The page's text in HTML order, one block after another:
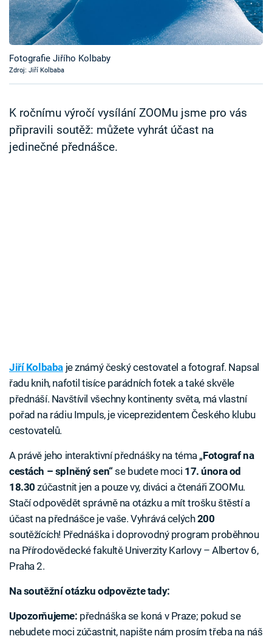
Časopis
Sledujte prima+
Sledujte nás
Fotografie Jiřího Kolbaby
Zdroj: Jiří Kolbaba
K ročnímu výročí vysílání ZOOMu jsme pro vás
připravili soutěž: můžete vyhrát účast na
jedinečné přednášce.
Jiří Kolbabaje známý český cestovatel a fotograf. Napsal
řadu knih, nafotil tisíce parádních fotek a také skvěle
přednáší. Navštívil všechny kontinenty světa, má vlastní
pořad na rádiu Impuls, je viceprezidentem Českého klubu
cestovatelů.
A právě jeho interaktivní přednášky na téma „Fotograf na
cestách – splněný sen“se budete moci 17. února od
18.30 zúčastnit jen a pouze vy, diváci a čtenáři ZOOMu.
Stačí odpovědět správně na otázku a mít trošku štěstí a
účast na přednášce je vaše. Vyhrává celých200
soutěžících! Přednáška i doprovodný program proběhnou
na Přírodovědecké fakultě Univerzity Karlovy – Albertov 6,
Praha 2.
Na soutěžní otázku odpovězte tady:
Upozorňujeme: přednáška se koná v Praze; pokud se
nebudete moci zúčastnit, napište nám prosím třeba na náš